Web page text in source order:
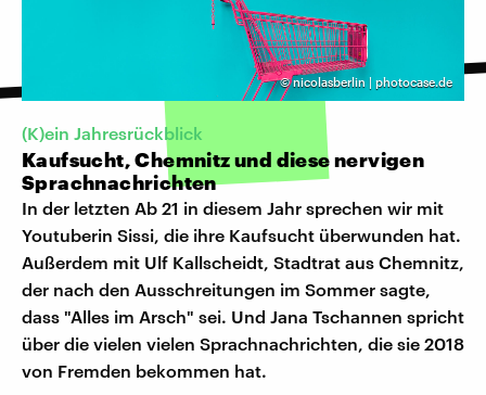
©nicolasberlin | photocase.de
(K)ein Jahresrückblick
Kaufsucht, Chemnitz und diese nervigen
Sprachnachrichten
In der letzten Ab 21 in diesem Jahr sprechen wir mit
Youtuberin Sissi, die ihre Kaufsucht überwunden hat.
Außerdem mit Ulf Kallscheidt, Stadtrat aus Chemnitz,
der nach den Ausschreitungen im Sommer sagte,
dass "Alles im Arsch" sei. Und Jana Tschannen spricht
über die vielen vielen Sprachnachrichten, die sie 2018
von Fremden bekommen hat.